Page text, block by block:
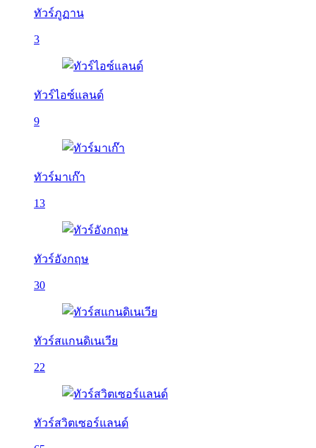
ทัวร์ภูฏาน
3
ทัวร์ไอซ์แลนด์
9
ทัวร์มาเก๊า
13
ทัวร์อังกฤษ
30
ทัวร์สแกนดิเนเวีย
22
ทัวร์สวิตเซอร์แลนด์